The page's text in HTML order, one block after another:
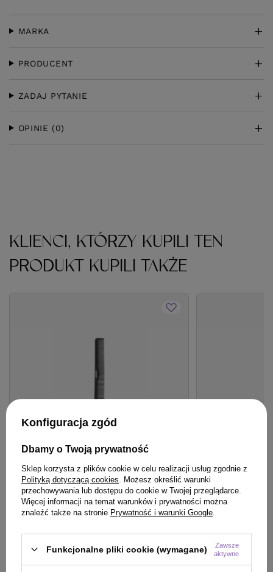
MARKA
PRODUCENT
ZADAJ PYTANIE
OPINIE (0)
KLIENCI, KTÓRZY KUPILI TEN
PRODUKT KUPILI TAKŻE
Grzebień Jaguar A500 antystatyczny do
strzyżenia 7.25 cala 18.4 cm
Spray Hair
keratyną
24,99 zł
Konfiguracja zgód
Dbamy o Twoją prywatność
Sklep korzysta z plików cookie w celu realizacji usług zgodnie z
Polityką dotyczącą cookies . Możesz określić warunki
przechowywania lub dostępu do cookie w Twojej przeglądarce.
Więcej informacji na temat warunków i prywatności można
znaleźć także na stronie Prywatność i warunki Google
Funkcjonalne pliki cookie (wymagane)
Zawsze
aktywne